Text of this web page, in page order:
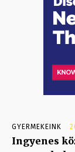
GYERMEKEINK
Ingyenes